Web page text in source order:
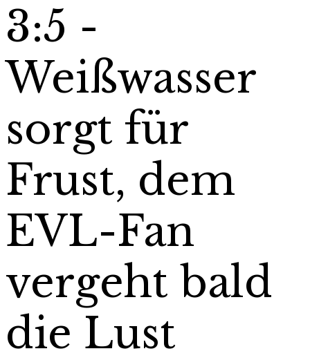
3:5 -
Weißwasser
sorgt für
Frust, dem
EVL-Fan
vergeht bald
die Lust